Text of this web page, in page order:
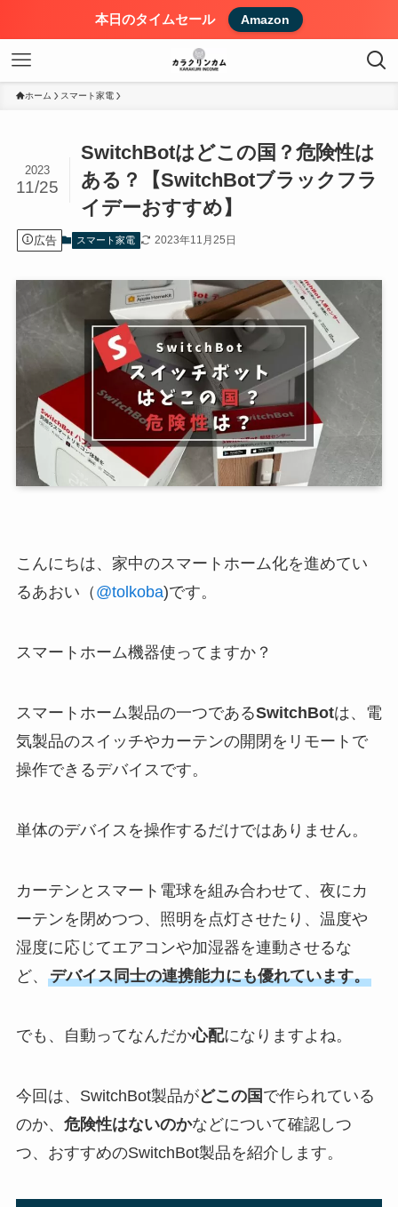
本日のタイムセール Amazon
ホーム スマート家電
SwitchBotはどこの国？危険性は
ある？【SwitchBotブラックフラ
イデーおすすめ】
2023
11/25
広告 スマート家電 2023年11月25日
こんにちは、家中のスマートホーム化を進めてい
るあおい（ @tolkoba)です。
スマートホーム機器使ってますか？
スマートホーム製品の一つであるSwitchBotは、電
気製品のスイッチやカーテンの開閉をリモートで
操作できるデバイスです。
単体のデバイスを操作するだけではありません。
カーテンとスマート電球を組み合わせて、夜にカ
ーテンを閉めつつ、照明を点灯させたり、温度や
湿度に応じてエアコンや加湿器を連動させるな
ど、 デバイス同士の連携能力にも優れています。
でも、自動ってなんだか心配になりますよね。
今回は、SwitchBot製品がどこの国 で作られている
のか、 危険性はないのかなどについて確認しつ
つ、おすすめのSwitchBot製品を紹介します。